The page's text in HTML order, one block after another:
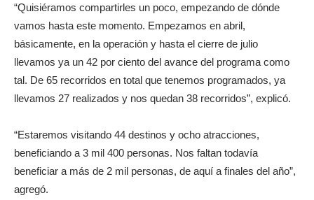
“Quisiéramos compartirles un poco, empezando de dónde
vamos hasta este momento. Empezamos en abril,
básicamente, en la operación y hasta el cierre de julio
llevamos ya un 42 por ciento del avance del programa como
tal. De 65 recorridos en total que tenemos programados, ya
llevamos 27 realizados y nos quedan 38 recorridos”, explicó.
“Estaremos visitando 44 destinos y ocho atracciones,
beneficiando a 3 mil 400 personas. Nos faltan todavía
beneficiar a más de 2 mil personas, de aquí a finales del año”,
agregó.